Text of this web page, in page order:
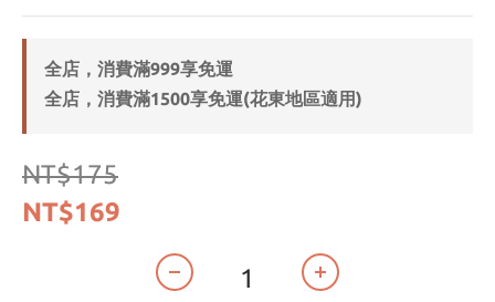
全店，消費滿999享免運
全店，消費滿1500享免運(花東地區適用)
NT$175
NT$169